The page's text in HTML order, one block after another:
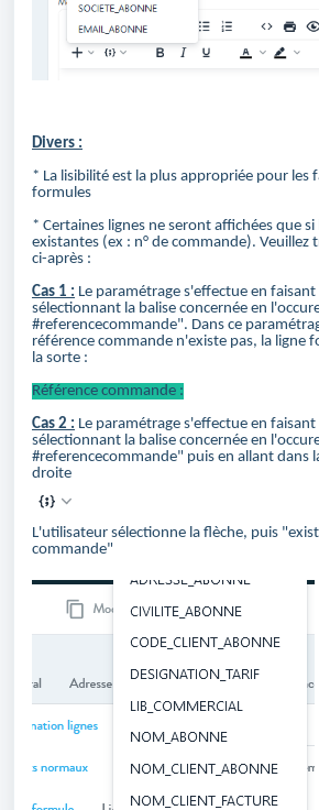
Divers :
* La lisibilité est la plus appropriée pour les
formules
* Certaines lignes ne seront affichées que
existantes (ex : n° de commande). Veuillez
ci-après :
Cas 1 : Le paramétrage s'effectue en
sélectionnant la balise concernée en
#referencecommande". Dans ce
référence commande n'existe pas, la ligne
la sorte :
Référence commande :
Cas 2 : Le paramétrage s'effectue en
sélectionnant la balise concernée en
#referencecommande" puis en allant dans
droite
L'utilisateur sélectionne la flèche, puis
commande"